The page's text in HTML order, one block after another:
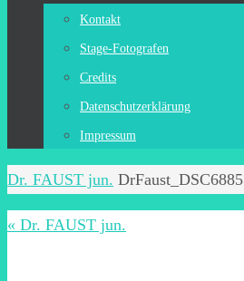
Kontakt
Stage-Fotografen
Credits
Datenschutzerklärung
Impressum
Start
Dr. FAUST jun. DrFaust_DSC6885
« Dr. FAUST jun.